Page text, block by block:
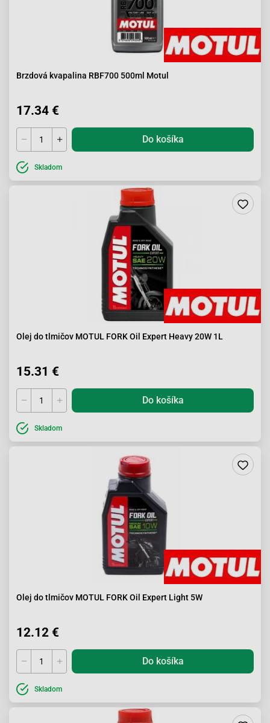
Brzdová kvapalina RBF700 500ml Motul
17.34 €
Do košíka
Skladom
Olej do tlmičov MOTUL FORK Oil Expert Heavy 20W 1L
15.31 €
Do košíka
Skladom
Olej do tlmičov MOTUL FORK Oil Expert Light 5W
12.12 €
Do košíka
Skladom